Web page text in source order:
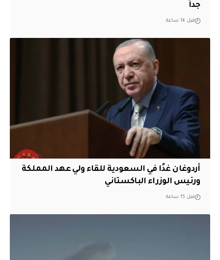
جداً
قبل 14 ساعة
أردوغان غدًا في السعودية للقاء ولي عهد المملكة
ورئيس الوزراء الباكستاني
قبل 15 ساعة